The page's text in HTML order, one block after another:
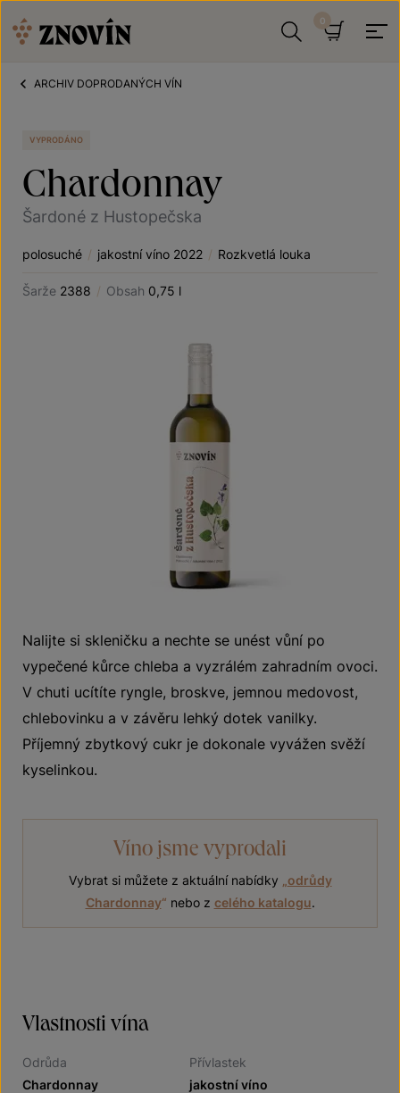
ARCHIV DOPRODANÝCH VÍN
VYPRODÁNO
Chardonnay
Šardoné z Hustopečska
polosuché / jakostní víno 2022 / Rozkvetlá louka
Šarže 2388 / Obsah 0,75 l
Nalijte si skleničku a nechte se unést vůní po
vypečené kůrce chleba a vyzrálém zahradním ovoci.
V chuti ucítíte ryngle, broskve, jemnou medovost,
chlebovinku a v závěru lehký dotek vanilky.
Příjemný zbytkový cukr je dokonale vyvážen svěží
kyselinkou.
Víno jsme vyprodali
Vybrat si můžete z aktuální nabídky
odrůdy
Chardonnay“ nebo z celého katalogu.
Vlastnosti vína
Odrůda
Chardonnay
Přívlastek
jakostní víno